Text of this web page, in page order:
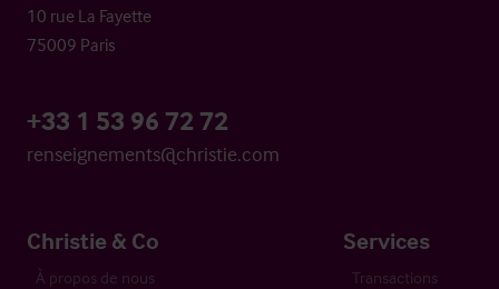
10 rue La Fayette
75009 Paris
+33 1 53 96 72 72
renseignements@christie.com
Christie & Co
À propos de nous
Services
Transactions